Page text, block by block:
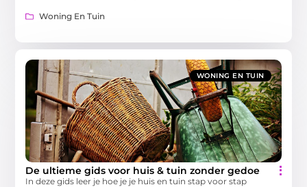
Woning En Tuin
WONING EN TUIN
De ultieme gids voor huis & tuin zonder gedoe
In deze gids leer je hoe je je huis en tuin stap voor stap